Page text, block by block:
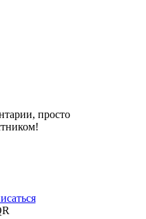
просто